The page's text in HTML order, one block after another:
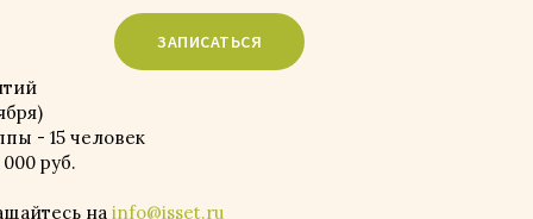
ЗАПИСАТЬСЯ
- 15 человек
руб.
на info@isset.ru